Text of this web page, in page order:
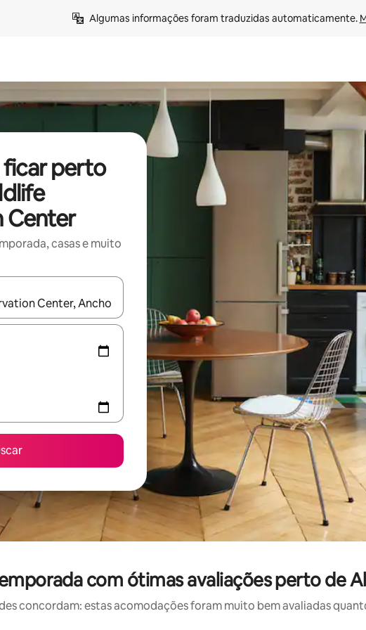
Algumas informações foram traduzidas automaticamente.
ficar perto
Center
casas e muito
disponíveis, explore-os usando as seta para cima e para baixo do
com ótimas avaliações perto de
concordam: estas acomodações foram muito bem avaliadas